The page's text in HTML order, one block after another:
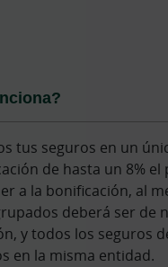
tus seguros en un
de hasta un 8% el
a la bonificación, al
deberá ser de
y todos los seguros
en la misma entidad.